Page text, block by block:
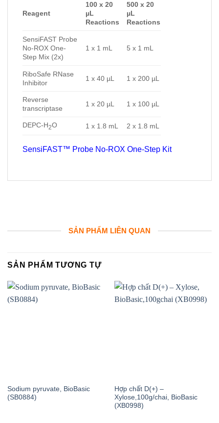
Reagent
100 x 20
µL
Reactions
500 x 20
µL
Reactions
SensiFAST Probe
No-ROX One-
Step Mix (2x)
1 x 1 mL 5 x 1 mL
RiboSafe RNase
Inhibitor
1 x 40 µL 1 x 200 µL
Reverse
transcriptase
1 x 20 µL 1 x 100 µL
DEPC-H2O 1 x 1.8 mL 2 x 1.8 mL
SensiFAST™ Probe No-ROX One-Step Kit
SẢN PHẨM LIÊN QUAN
SẢN PHẨM TƯƠNG TỰ
Sodium pyruvate, BioBasic
(SB0884)
Hợp chất D(+) –
Xylose,100g/chai, BioBasic
(XB0998)